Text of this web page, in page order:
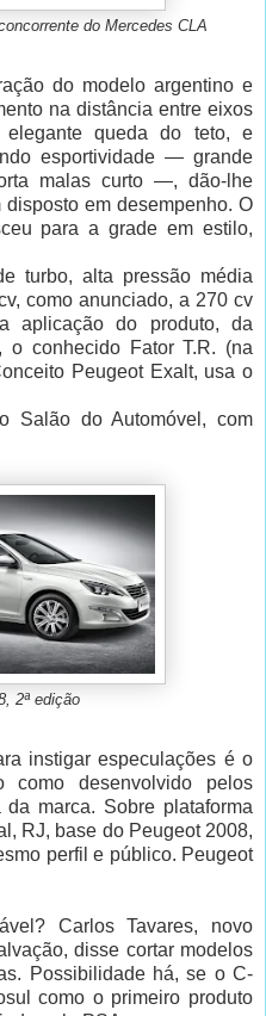
do Mercedes CLA
do modelo argentino e
na distância entre eixos
queda do teto, e
esportividade — grande
malas curto —, dão-lhe
em desempenho. O
para a grade em estilo,
turbo, alta pressão média
como anunciado, a 270 cv
aplicação do produto, da
o conhecido Fator T.R. (na
Peugeot Exalt, usa o
Salão do Automóvel, com
2ª edição
instigar especulações é o
como desenvolvido pelos
marca. Sobre plataforma
RJ, base do Peugeot 2008,
perfil e público. Peugeot
Carlos Tavares, novo
disse cortar modelos
Possibilidade há, se o C-
como o primeiro produto